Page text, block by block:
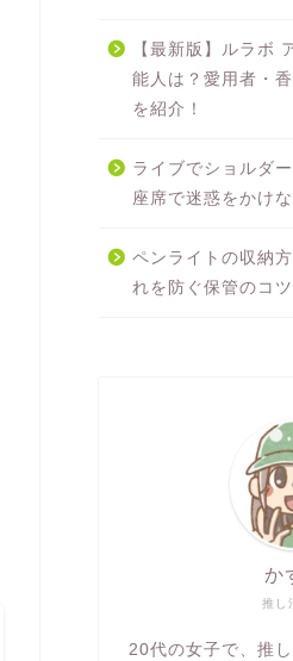
【最新版】ルラボ
能人は？愛用者・
を紹介！
ライブでショルダ
座席で迷惑をかけな
ペンライトの収納
れを防ぐ保管のコツ
推し
か
20代の女子で、推